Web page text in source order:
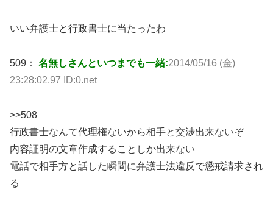
いい弁護士と行政書士に当たったわ
509： 名無しさんといつまでも一緒:2014/05/16 (金)
23:28:02.97 ID:0.net
>>508
行政書士なんて代理権ないから相手と交渉出来ないぞ
内容証明の文章作成することしか出来ない
電話で相手方と話した瞬間に弁護士法違反で懲戒請求され
る